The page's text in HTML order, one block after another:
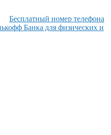
Бесплатный номер телефона
Банка для физических и